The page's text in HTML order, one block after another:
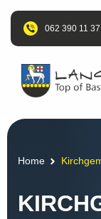
062 390 11 37
Home